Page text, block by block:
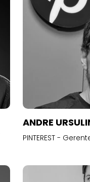
ANDRE
PINTEREST -